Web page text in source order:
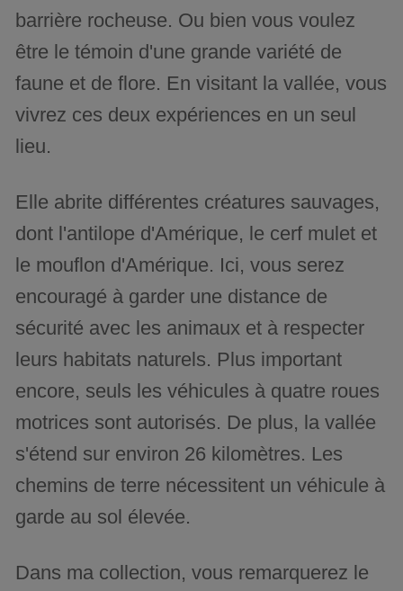
barrière rocheuse. Ou bien vous voulez
être le témoin d'une grande variété de
faune et de flore. En visitant la vallée, vous
vivrez ces deux expériences en un seul
lieu.
Elle abrite différentes créatures sauvages,
dont l'antilope d'Amérique, le cerf mulet et
le mouflon d'Amérique. Ici, vous serez
encouragé à garder une distance de
sécurité avec les animaux et à respecter
leurs habitats naturels. Plus important
encore, seuls les véhicules à quatre roues
motrices sont autorisés. De plus, la vallée
s'étend sur environ 26 kilomètres. Les
chemins de terre nécessitent un véhicule à
garde au sol élevée.
Dans ma collection, vous remarquerez le